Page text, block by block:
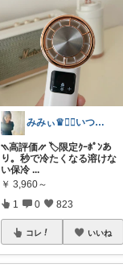
みみぃ♛👯‍♀️いつもありがとう🎪
⳹高評価⳼ 🏷️限定ｸｰﾎﾟﾝあ
り。秒で冷たくなる溶けな
い保冷 ...
￥ 3,960～
1 0 823
コレ いいね